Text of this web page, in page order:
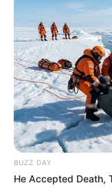
Reste einer
erwähnt
Krieges
edia.org/wiki/
Schloss
steht eine
365 Fenster,
das Schloss
Informationen
enfels.
BUZZ DAY
He Accepted Death,